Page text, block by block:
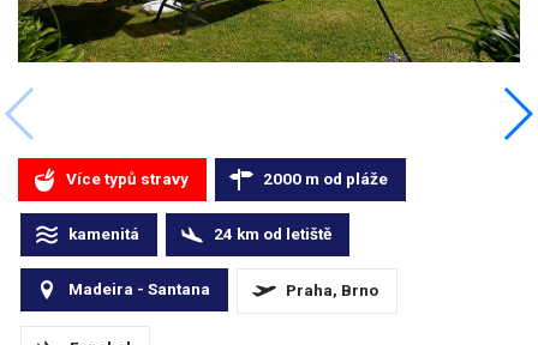
Více typů stravy 2000 m od pláže
kamenitá 24 km od letiště
Madeira - Santana Praha, Brno